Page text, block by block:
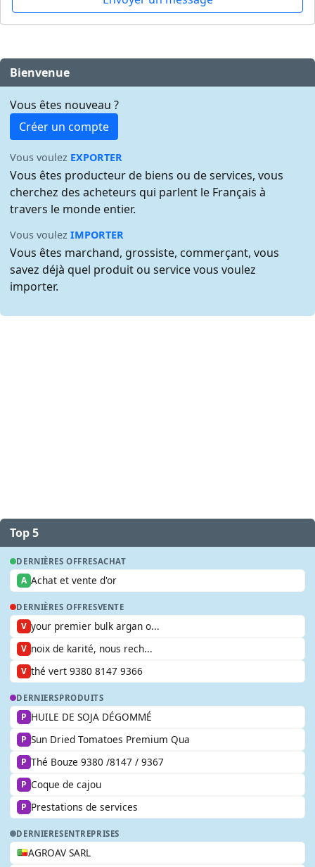
Bienvenue
Vous êtes nouveau ?
Créer un compte
Vous voulez EXPORTER
Vous êtes producteur de biens ou de services, vous
cherchez des acheteurs qui parlent le Français à
travers le monde entier.
Vous voulezIMPORTER
Vous êtes marchand, grossiste, commerçant, vous
savez déjà quel produit ou service vous voulez
importer.
Top 5
DERNIÈRES OFFRESACHAT
A Achat et vente d'or
DERNIÈRES OFFRESVENTE
V your premier bulk argan o...
V noix de karité, nous rech...
V thé vert 9380 8147 9366
DERNIERSPRODUITS
P HUILE DE SOJA DÉGOMMÉ
P Sun Dried Tomatoes Premium Qua
P Thé Bouze 9380 /8147 / 9367
P Coque de cajou
P Prestations de services
DERNIERESENTREPRISES
AGROAV SARL